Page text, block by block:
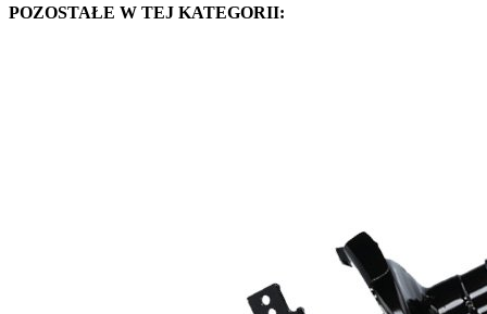
POZOSTAŁE W TEJ KATEGORII: